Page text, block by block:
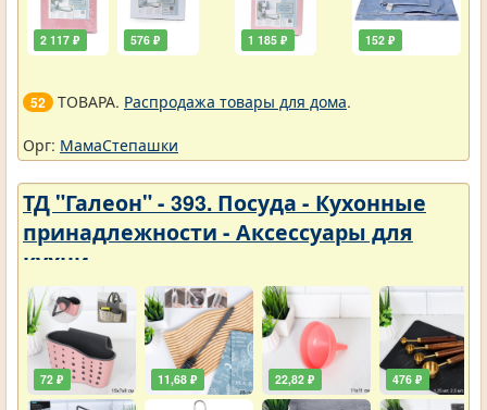
2 117 ₽ 576 ₽ 1 185 ₽ 152 ₽
52 ТОВАРА. Распродажа товары для дома.
Орг: МамаСтепашки
ТД "Галеон" - 393. Посуда - Кухонные
принадлежности - Аксессуары для
кухни
72 ₽ 11,68 ₽ 22,82 ₽ 476 ₽